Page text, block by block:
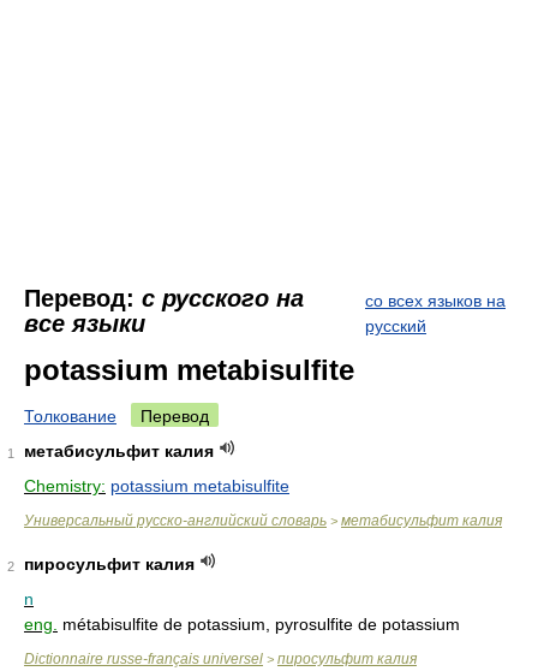
Перевод: с русского на
все языки
со всех языков на
русский
potassium metabisulfite
Толкование Перевод
1
метабисульфит калия
Chemistry: potassium metabisulfite
Универсальный русско-английский словарь > метабисульфит калия
2
пиросульфит калия
n
eng.
métabisulfite de potassium, pyrosulfite de potassium
Dictionnaire russe-français universel > пиросульфит калия